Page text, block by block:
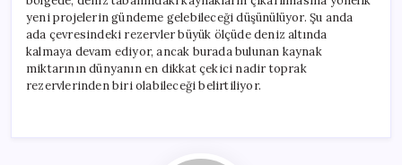
yeni projelerin gündeme gelebileceği düşünülüyor. Şu anda
ada çevresindeki rezervler büyük ölçüde deniz altında
kalmaya devam ediyor, ancak burada bulunan kaynak
miktarının dünyanın en dikkat çekici nadir toprak
rezervlerinden biri olabileceği belirtiliyor.